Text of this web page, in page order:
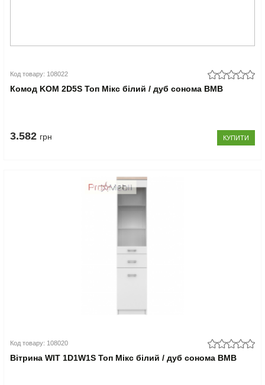
Код товару: 108022
Комод KOM 2D5S Топ Мікс білий / дуб сонома ВМВ
3.582 грн КУПИТИ
Код товару: 108020
Вітрина WIT 1D1W1S Топ Мікс білий / дуб сонома ВМВ